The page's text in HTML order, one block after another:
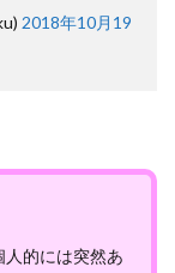
2018年10月19
的には突然あ